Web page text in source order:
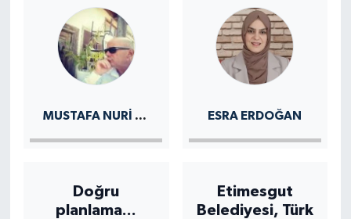
MUSTAFA NURI GÜRSOY
UYGUN
YETİŞTİREMİYO
RUZ ?
ESRA ERDOĞAN
Doğru
planlama...
Etimesgut
Belediyesi, Türk